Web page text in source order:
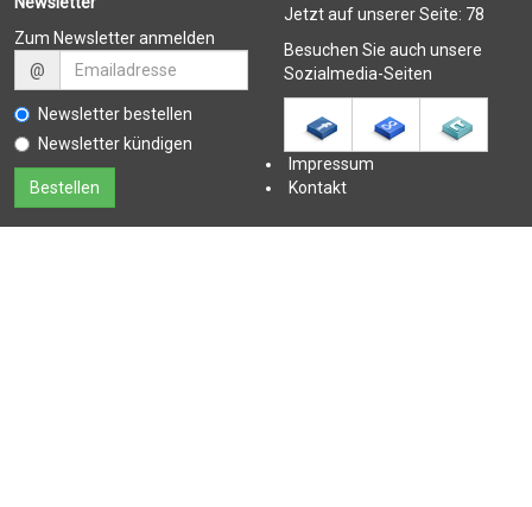
Zum Newsletter anmelden
@
Newsletter bestellen
Newsletter kündigen
Jetzt auf unserer Seite: 78
Besuchen Sie auch unsere
Sozialmedia-Seiten
Impressum
Kontakt